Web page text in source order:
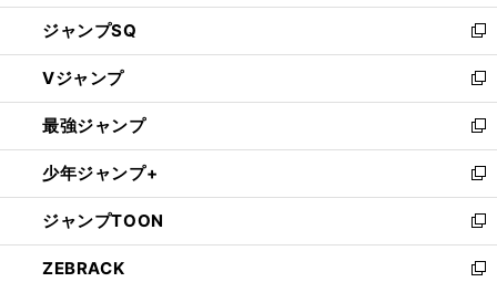
し
い
ウ
ィ
ン
ド
ウ
で
開
く
ジャンプSQ
新
し
い
ウ
ィ
ン
ド
ウ
で
開
く
Vジャンプ
新
し
い
ウ
ィ
ン
ド
ウ
で
最強ジャンプ
新
し
い
ウ
ィ
ン
ド
少年ジャンプ+
新
し
い
ウ
ィ
ジャンプTOON
新
し
い
ZEBRACK
新